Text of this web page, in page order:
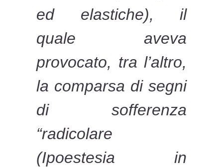
ed elastiche), il
quale aveva
provocato, tra l’altro,
la comparsa di segni
di sofferenza
“radicolare
(Ipoestesia in